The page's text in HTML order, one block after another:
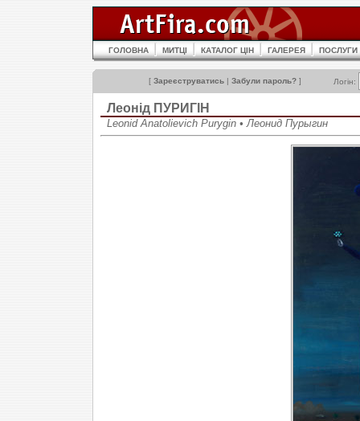
ГОЛОВНА МИТЦІ КАТАЛОГ ЦІН ГАЛЕРЕЯ ПОСЛУГИ
[ Зареєструватись | Забули пароль? ] Логін:
Леонід ПУРИГІН
Leonid Anatolievich Purygin • Леонид Пурыгин